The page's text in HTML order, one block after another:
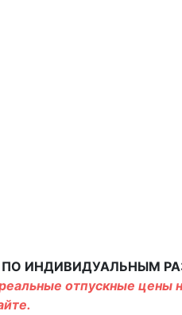
ИНДИВИДУАЛЬНЫМ
отпускные цены